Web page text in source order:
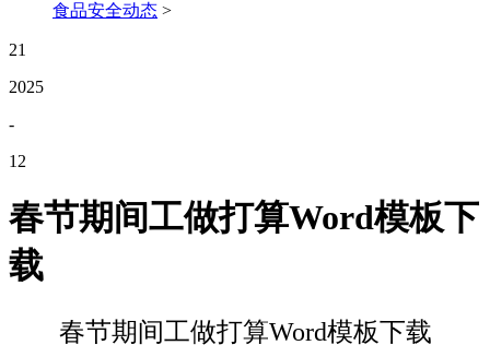
食品安全动态 >
21
2025
-
12
春节期间工做打算Word模板下
载
春节期间工做打算Word模板下载